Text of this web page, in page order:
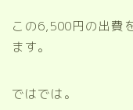
この6,500円の出費
ます。
ではでは。